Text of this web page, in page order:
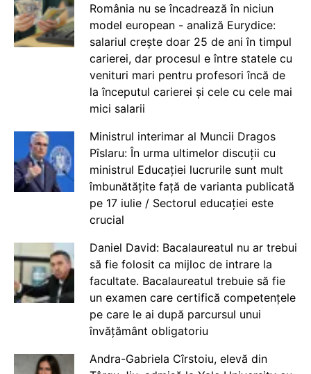
România nu se încadrează în niciun
model european - analiză Eurydice:
salariul crește doar 25 de ani în timpul
carierei, dar procesul e între statele cu
venituri mari pentru profesori încă de
la începutul carierei și cele cu cele mai
mici salarii
Ministrul interimar al Muncii Dragos
Pîslaru: În urma ultimelor discuții cu
ministrul Educației lucrurile sunt mult
îmbunătățite față de varianta publicată
pe 17 iulie / Sectorul educației este
crucial
Daniel David: Bacalaureatul nu ar trebui
să fie folosit ca mijloc de intrare la
facultate. Bacalaureatul trebuie să fie
un examen care certifică competențele
pe care le ai după parcursul unui
învățământ obligatoriu
Andra-Gabriela Cîrstoiu, elevă din